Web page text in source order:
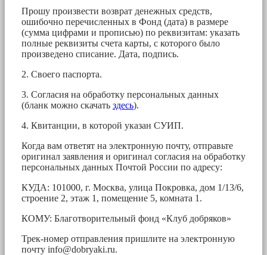
Прошу произвести возврат денежных средств,
ошибочно перечисленных в Фонд (дата) в размере
(сумма цифрами и прописью) по реквизитам: указать
полные реквизиты счета карты, с которого было
произведено списание. Дата, подпись.
2. Своего паспорта.
3. Согласия на обработку персональных данных
(бланк можно скачать здесь).
4. Квитанции, в которой указан СУИП.
Когда вам ответят на электронную почту, отправьте
оригинал заявления и оригинал согласия на обработку
персональных данных Почтой России по адресу:
КУДА: 101000, г. Москва, улица Покровка, дом 1/13/6,
строение 2, этаж 1, помещение 5, комната 1.
КОМУ: Благотворительный фонд «Клуб добряков»
Трек-номер отправления пришлите на электронную
почту info@dobryaki.ru.